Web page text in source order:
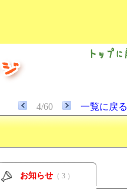
4/60 一覧に戻る
お知らせ （ 3 ）